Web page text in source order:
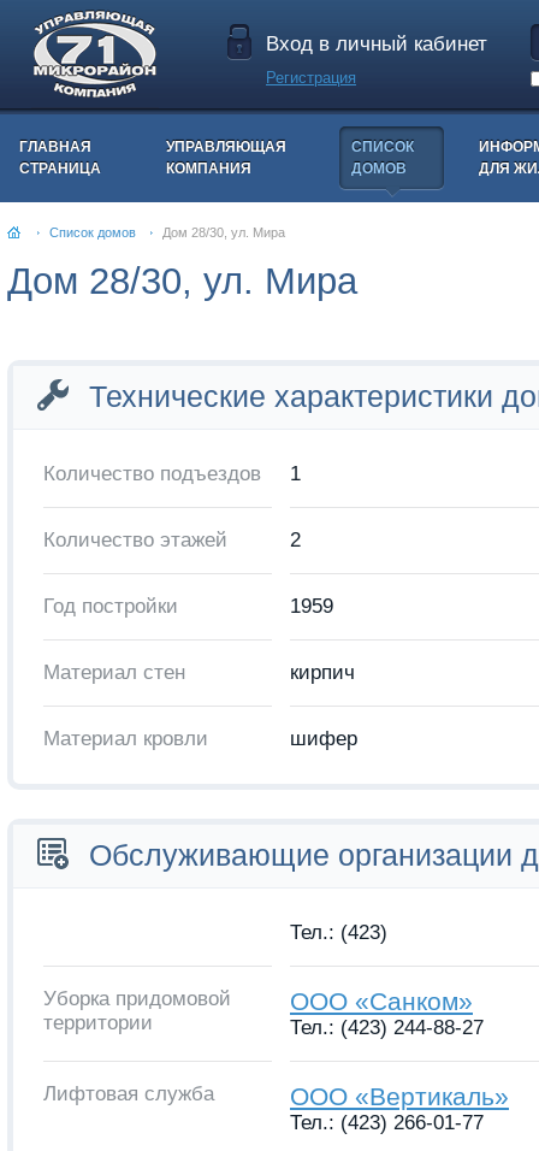
Вход в личный кабинет
Регистрация
ГЛАВНАЯ
СТРАНИЦА
УПРАВЛЯЮЩАЯ
КОМПАНИЯ
СПИСОК
ДОМОВ
ДЛЯ
Список домов Дом 28/30, ул. Мира
Дом 28/30, ул. Мира
Технические характеристики
Количество подъездов 1
Количество этажей 2
Год постройки 1959
Материал стен кирпич
Материал кровли шифер
Обслуживающие организации
Тел.: (423)
Уборка придомовой
территории
ООО «Санком»
Тел.: (423) 244-88-27
Лифтовая служба ООО «Вертикаль»
Тел.: (423) 266-01-77